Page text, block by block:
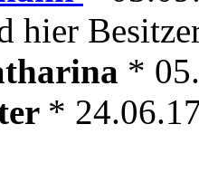
hier
*
*